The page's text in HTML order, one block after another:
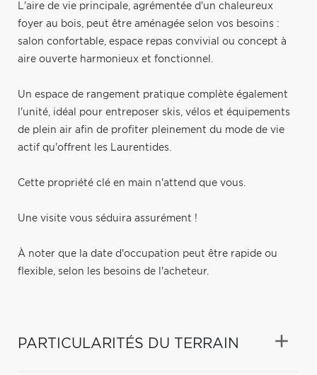
L'aire de vie principale, agrémentée d'un chaleureux
foyer au bois, peut être aménagée selon vos besoins :
salon confortable, espace repas convivial ou concept à
aire ouverte harmonieux et fonctionnel.
Un espace de rangement pratique complète également
l'unité, idéal pour entreposer skis, vélos et équipements
de plein air afin de profiter pleinement du mode de vie
actif qu'offrent les Laurentides.
Cette propriété clé en main n'attend que vous.
Une visite vous séduira assurément !
À noter que la date d'occupation peut être rapide ou
flexible, selon les besoins de l'acheteur.
PARTICULARITÉS DU TERRAIN